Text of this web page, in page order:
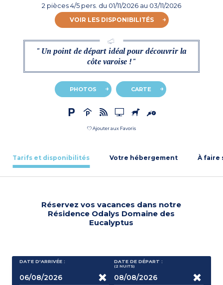
2 pièces 4/5 pers. du 01/11/2026 au 03/11/2026
VOIR LES DISPONIBILITÉS
" Un point de départ idéal pour découvrir la
côte varoise ! "
PHOTOS CARTE
Ajouter aux Favoris
Tarifs et disponibilités Votre hébergement À faire
Réservez vos vacances dans notre
Résidence Odalys Domaine des
Eucalyptus
DATE D'ARRIVÉE : DATE DE DÉPART :
(2 NUITS)